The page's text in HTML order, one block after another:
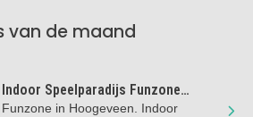
van de maand
Indoor Speelparadijs Funzone
Hoogeveen
Funzone in Hoogeveen. Indoor